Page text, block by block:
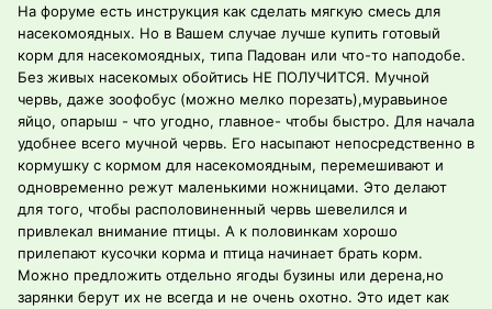
На форуме есть инструкция как сделать мягкую смесь для
насекомоядных. Но в Вашем случае лучше купить готовый
корм для насекомоядных, типа Падован или что-то наподобе.
Без живых насекомых обойтись НЕ ПОЛУЧИТСЯ. Мучной
червь, даже зоофобус (можно мелко порезать),муравьиное
яйцо, опарыш - что угодно, главное- чтобы быстро. Для начала
удобнее всего мучной червь. Его насыпают непосредственно в
кормушку с кормом для насекомоядным, перемешивают и
одновременно режут маленькими ножницами. Это делают
для того, чтобы располовиненный червь шевелился и
привлекал внимание птицы. А к половинкам хорошо
прилепают кусочки корма и птица начинает брать корм.
Можно предложить отдельно ягоды бузины или дерена,но
зарянки берут их не всегда и не очень охотно. Это идет как